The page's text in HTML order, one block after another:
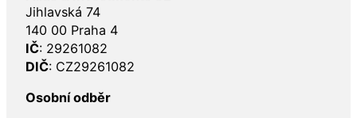
Jihlavská 74
140 00 Praha 4
IČ: 29261082
DIČ: CZ29261082
Osobní odběr